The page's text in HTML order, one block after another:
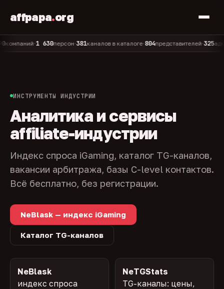
affpapa.org
•1 630персон•381каналов в каталоге•804представителей•325админов
ИНСТРУМЕНТЫ ИНДУСТРИИ
Аналитика и сервисы
affiliate-индустрии
Индекс спроса iGaming, каталог TG-каналов,
вакансии арбитража, базы C-level контактов.
Всё бесплатно, без регистрации.
NeBlask — индекс iGaming
Каталог TG-каналов
NeBlask
индекс спроса
NeTGStats
TG-каналы: цены,